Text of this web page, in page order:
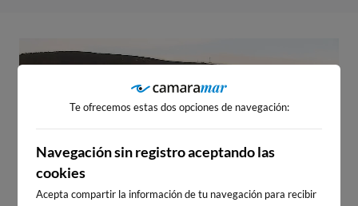
Te ofrecemos estas dos opciones de navegación:
Navegación sin registro aceptando las
cookies
Acepta compartir la información de tu navegación para recibir